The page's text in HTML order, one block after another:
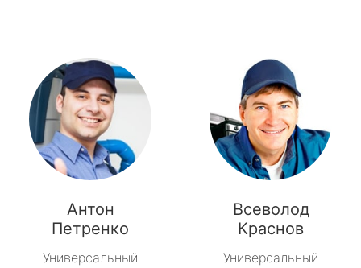
Антон
Петренко
Универсальный
Всеволод
Краснов
Универсальный